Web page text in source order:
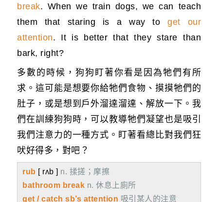
break. When we train dogs, we can teach
them that staring is a way toget our
attention. It is better that they stare than
bark, right?
多數的時候，狗狗盯著你看是因為牠們有所
求。這可能是想要你給牠們食物、摸摸牠們的
肚子，或是想到戶外溜達溜達、解放一下。我
們在訓練狗狗時，可以教導牠們凝望也是吸引
我們注意力的一種方式。盯著看總比對我們狂
吠好得多，對吧？
rub [ rʌb ] n. 揉搓；摩擦
bathroom break n. 休息上廁所
get / catch sb’s attention 吸引某人的注意